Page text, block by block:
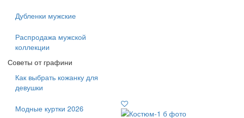
Дубленки мужские
Распродажа мужской
коллекции
Советы от графини
Как выбрать кожанку для
девушки
Модные куртки 2026